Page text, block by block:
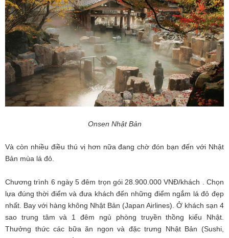
Onsen Nhật Bản
Và còn nhiều điều thú vị hơn nữa đang chờ đón bạn đến với Nhật
Bản mùa lá đỏ.
Chương trình 6 ngày 5 đêm trọn gói 28.900.000 VNĐ/khách . Chọn
lựa đúng thời điểm và đưa khách đến những điểm ngắm lá đỏ đẹp
nhất. Bay với hàng không Nhật Bản (Japan Airlines). Ở khách sạn 4
sao trung tâm và 1 đêm ngủ phòng truyền thồng kiểu Nhật.
Thưởng thức các bữa ăn ngon và đặc trưng Nhật Bản (Sushi,